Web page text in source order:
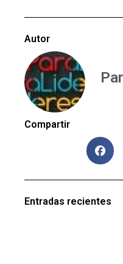
Autor
Compartir
Entradas recientes